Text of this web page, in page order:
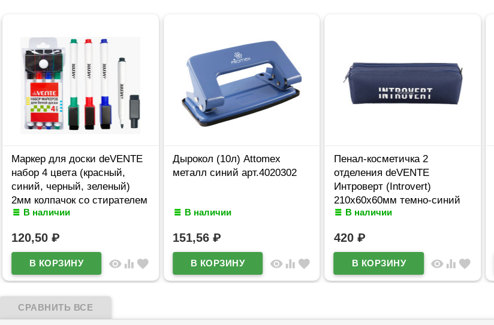
Маркер для доски deVENTE
набор 4 цвета (красный,
синий, черный, зеленый)
2мм колпачок со стирателем
и магнитом для крепления
В наличии
120,50 ₽
visibility equalizer favorite
Дырокол (10л) Attomex
металл синий арт.4020302
В наличии
151,56 ₽
visibility equalizer favorite
Пенал-косметичка 2
отделения deVENTE
Интроверт (Introvert)
210x60x60мм темно-синий
арт.7020669
В наличии
420 ₽
visibility equalizer favorite